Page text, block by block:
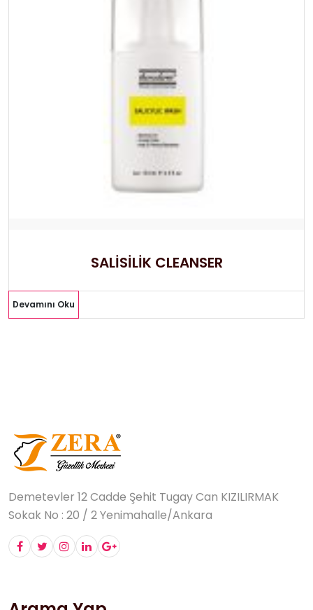
SALİSİLİK CLEANSER
Devamını Oku
Demetevler 12 Cadde Şehit Tugay Can KIZILIRMAK
Sokak No : 20 / 2 Yenimahalle/Ankara